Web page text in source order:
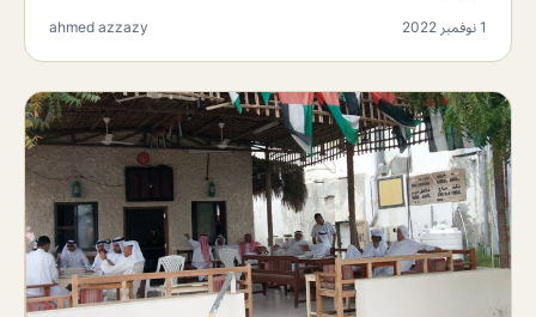
1 نوفمبر 2022 ahmed azzazy